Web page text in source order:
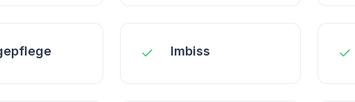
Imbiss